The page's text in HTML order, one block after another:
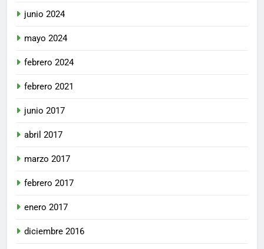
junio 2024
mayo 2024
febrero 2024
febrero 2021
junio 2017
abril 2017
marzo 2017
febrero 2017
enero 2017
diciembre 2016